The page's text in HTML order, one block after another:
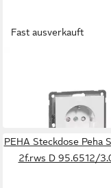
Fast ausverkauft
Steckdose rws 16A
pol. D 20.6511.022
in 2-3 Werktagen bei dir
PEHA Steckdose Peha
2f.rws D 95.6512/